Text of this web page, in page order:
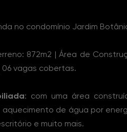
no condomínio Jardim
872m2 | Área de
06 vagas cobertas.
: com uma área
de água por
e muito mais.